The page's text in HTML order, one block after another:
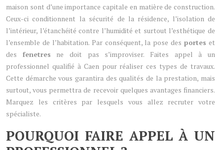
maison sont d’une importance capitale en matière de construction.
Ceux-ci conditionnent la sécurité de la résidence, l’isolation de
l’intérieur, l’étanchéité contre l’humidité et surtout l’esthétique de
l’ensemble de l’habitation. Par conséquent, la pose desportes et
des fenetres ne doit pas s’improviser. Faites appel à un
professionnel qualifié à Caen pour réaliser ces types de travaux.
Cette démarche vous garantira des qualités de la prestation, mais
surtout, vous permettra de recevoir quelques avantages financiers.
Marquez les critères par lesquels vous allez recruter votre
spécialiste.
POURQUOI FAIRE APPEL À UN